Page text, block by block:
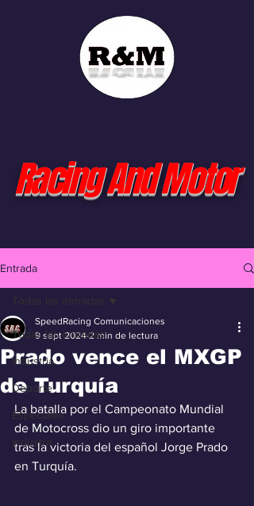
Racing And Motor
Entrada
Todas las entradas
Industria
Deporte
Especiales
Industra
Todas las entradas
Prado vence el MXGP
de Turquía
SpeedRacing Comunicaciones
9 sept 2024 2 min de lectura
La batalla por el Campeonato Mundial
de Motocross dio un giro importante
tras la victoria del español Jorge Prado
en Turquía.